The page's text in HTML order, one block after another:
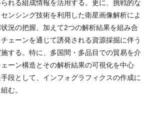
れる組成情報を活用する。更に、挑戦的な
ンシング技術を利用した衛星画像解析によ
況の把握、加えて2つの解析結果を組み合
ェーンを通じて誘発される資源採掘に伴う
する。特に、多国間・多品目での貿易を介
ーン構造とその解析結果の可視化を中心
段として、インフォグラフィクスの作成に
む。